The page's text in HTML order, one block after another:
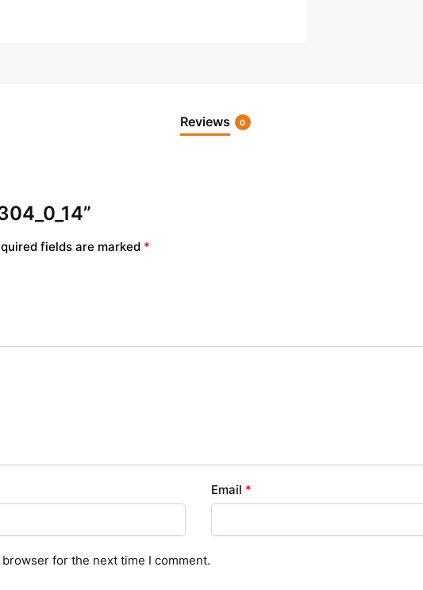
Reviews 0
fields are marked *
Email *
for the next time I comment.